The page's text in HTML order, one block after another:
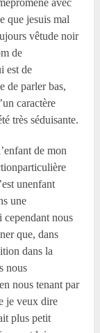
avec
que jesuis mal
vêtude noir
de
est de
de parler bas,
caractère
très séduisante.
de mon
unenfant
une
nous
que, dans
dans la
nous
nous tenant par
je veux dire
plus petit